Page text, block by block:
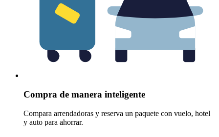
Compra de manera inteligente
Compara arrendadoras y reserva un paquete con vuelo, hotel
y auto para ahorrar.